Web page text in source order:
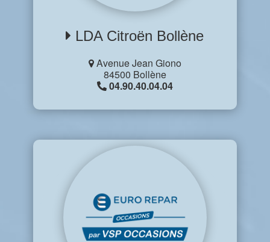
LDA Citroën Bollène
Avenue Jean Giono
84500 Bollène
04.90.40.04.04